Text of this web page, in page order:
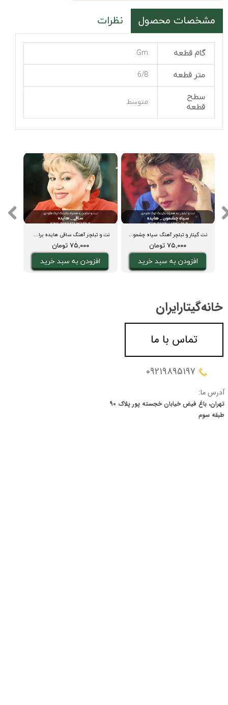
مشخصات محصول نظرات
گام قطعه Gm
متر قطعه 6/8
سطح
قطعه
متوسط
نت و تبلچر آهنگ ساقی هایده برای گیتار+ بکینگ ترک و آکورد
۷۵,۰۰۰ تومان
افزودن به سبد خرید
نت گیتار و تبلچر آهنگ سیاه چشمون هایده + بکینگ ترک و آکورد
۷۵,۰۰۰ تومان
افزودن به سبد خرید
خانه‌گیتار‌ایران
09219895197
آدرس ما:
تهران، باغ فیض خیابان خجسته پور پلاک 90
​​​​​​​طبقه سوم
تماس با ما